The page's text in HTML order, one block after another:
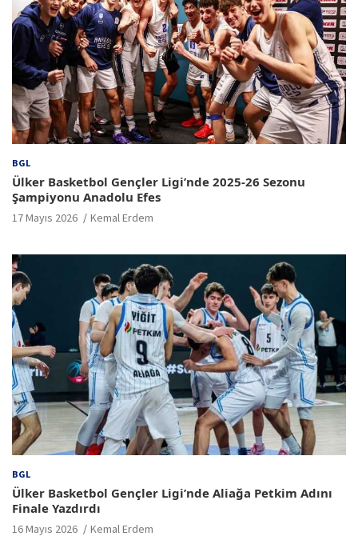
BGL
Ülker Basketbol Gençler Ligi’nde 2025-26 Sezonu
Şampiyonu Anadolu Efes
17 Mayıs 2026 Kemal Erdem
BGL
Ülker Basketbol Gençler Ligi’nde Aliağa Petkim Adını
Finale Yazdırdı
16 Mayıs 2026 Kemal Erdem